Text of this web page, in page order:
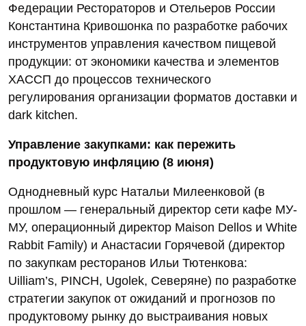
Федерации Рестораторов и Отельеров России
Константина Кривошонка по разработке рабочих
инструментов управления качеством пищевой
продукции: от экономики качества и элементов
ХАССП до процессов технического
регулирования организации форматов доставки и
dark kitchen.
Управление закупками: как пережить
продуктовую инфляцию (8 июня)
Однодневный курс Натальи Милеенковой (в
прошлом — генеральный директор сети кафе МУ-
МУ, операционный директор Maison Dellos и White
Rabbit Family) и Анастасии Горячевой (директор
по закупкам ресторанов Ильи Тютенкова:
Uilliam’s, PINCH, Ugolek, Северяне) по разработке
стратегии закупок от ожиданий и прогнозов по
продуктовому рынку до выстраивания новых